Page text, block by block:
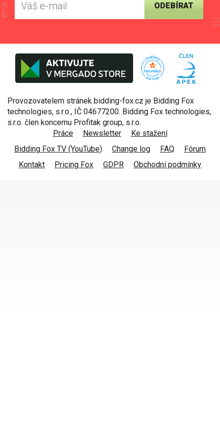
ODEBÍRAT
Provozovatelem stránek bidding-fox.cz je Bidding Fox
technologies, s.r.o., IČ 04677200. Bidding Fox technologies,
s.r.o. člen koncernu Profitak group, s.r.o.
Práce
Newsletter
Ke stažení
Bidding Fox TV (YouTube)
Change log FAQ
Fórum
Kontakt
Pricing Fox GDPR Obchodní podmínky